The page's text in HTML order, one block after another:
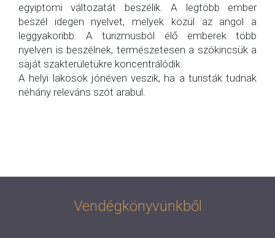
egyiptomi változatát beszélik. A legtöbb ember
beszél idegen nyelvet, melyek közül az angol a
leggyakoribb. A turizmusból élő emberek több
nyelven is beszélnek, természetesen a szókincsük a
saját szakterületükre koncentrálódik.
A helyi lakosok jónéven veszik, ha a turisták tudnak
néhány releváns szót arabul.
Vendégkönyvünkből